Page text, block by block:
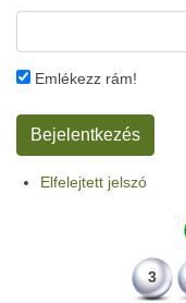
Emlékezz rám!
Elfelejtett jelszó
3